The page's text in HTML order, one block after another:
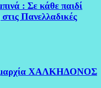
: Σε κάθε παιδί
Πανελλαδικές
ΧΑΛΚΗΔΟΝΟΣ